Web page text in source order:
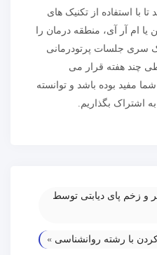
با استفاده از تکنیک های
ام آر آی، منطقه درمان را
سری جلسات پرتودرمانی
طی چند هفته قرار می
مفید بوده باشد و توانسته
اشتراک بگذاریم.
و زخم پای دیابتی توسط
کردن با رشته روانشناسی »